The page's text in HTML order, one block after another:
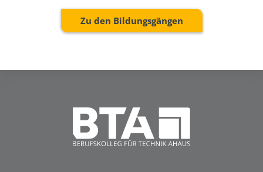
Zu den Bildungsgängen